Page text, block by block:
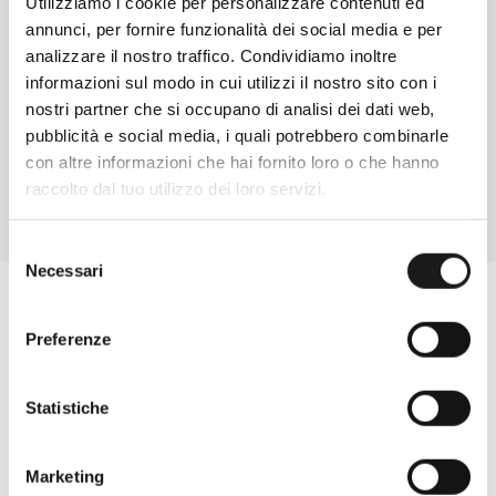
annunci, per fornire funzionalità dei social media e per
analizzare il nostro traffico. Condividiamo inoltre
informazioni sul modo in cui utilizzi il nostro sito con i
nostri partner che si occupano di analisi dei dati web,
pubblicità e social media, i quali potrebbero combinarle
con altre informazioni che hai fornito loro o che hanno
raccolto dal tuo utilizzo dei loro servizi.
delNecessari
Preferenze
Statistiche
Marketing
Chiedi ad un esperto
Davide di RRTrek
CONTATTA